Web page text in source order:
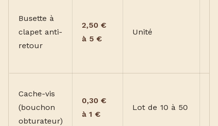
Busette à
clapet anti-
retour
2,50 €
à 5 €
Unité
Cache-vis
(bouchon
obturateur)
0,30 €
à 1 €
Lot de 10 à 50